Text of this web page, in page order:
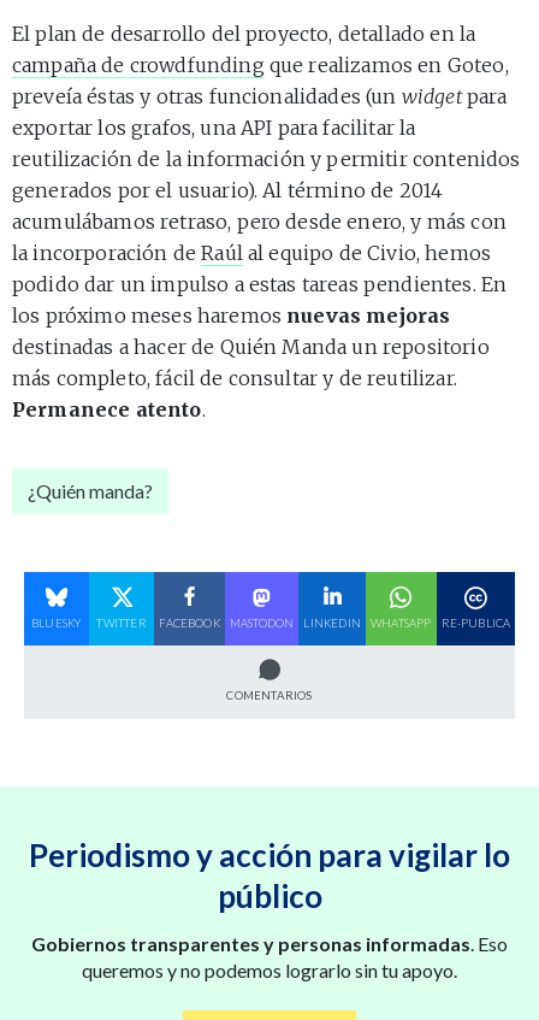
El plan de desarrollo del proyecto, detallado en la
campaña de crowdfunding que realizamos en Goteo,
preveía éstas y otras funcionalidades (un widgetpara
exportar los grafos, una API para facilitar la
reutilización de la información y permitir contenidos
generados por el usuario). Al término de 2014
acumulábamos retraso, pero desde enero, y más con
la incorporación deRaúlal equipo de Civio, hemos
podido dar un impulso a estas tareas pendientes. En
los próximo meses haremos nuevas mejoras
destinadas a hacer de Quién Manda un repositorio
más completo, fácil de consultar y de reutilizar.
Permanece atento.
¿Quién manda?
BLUESKY TWITTER FACEBOOK MASTODON LINKEDIN WHATSAPP RE-PUBLICA
COMENTARIOS
Periodismo y acción para vigilar lo
público
Gobiernos transparentes y personas informadas . Eso
queremos y no podemos lograrlo sin tu apoyo.